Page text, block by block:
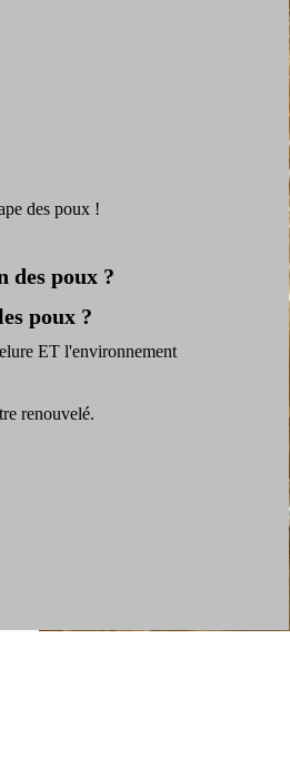
des poux !
des poux ?
poux ?
ET l'environnement
renouvelé.